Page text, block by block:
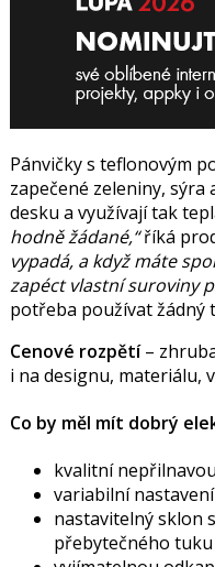
Pánvičky s teflonovým
zapečené zeleniny, sýra
desku a využívají tak
hodně žádané,“říká
vypadá, a když máte
zapéct vlastní suroviny
potřeba používat žádný
Cenové rozpětí–
i na designu, materiálu,
Co by měl mít dobrý
kvalitní
variabilní
nastavitelný sklon
přebytečného tuku